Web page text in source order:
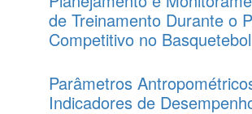
de Treinamento Durante o
Competitivo no Basquetebol
Parâmetros
Indicadores de